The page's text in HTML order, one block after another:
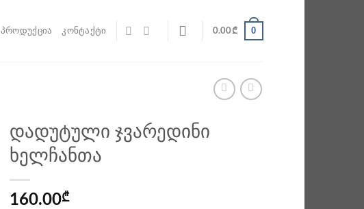
ᲞᲠᲝᲓᲣᲥᲪᲘᲐ ᲙᲝᲜᲢᲐᲥᲢᲘ 0.00₾ 0
დადუტული ჯვარედინი
ხელჩანთა
160.00₾